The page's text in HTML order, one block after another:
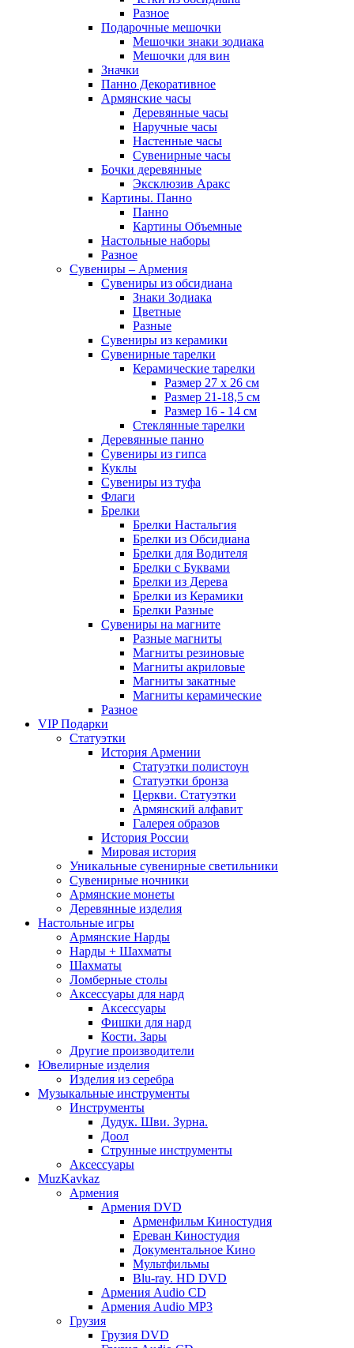
Разное
Подарочные мешочки
Мешочки знаки зодиака
Мешочки для вин
Значки
Панно Декоративное
Армянские часы
Деревянные часы
Наручные часы
Настенные часы
Сувенирные часы
Бочки деревянные
Эксклюзив Аракс
Картины. Панно
Панно
Картины Объемные
Настольные наборы
Разное
Сувениры – Армения
Сувениры из обсидиана
Знаки Зодиака
Цветные
Разные
Сувениры из керамики
Сувенирные тарелки
Керамические тарелки
Размер 27 х 26 см
Размер 21-18,5 см
Размер 16 - 14 см
Стеклянные тарелки
Деревянные панно
Сувениры из гипса
Куклы
Сувениры из туфа
Флаги
Брелки
Брелки Настальгия
Брелки из Обсидиана
Брелки для Водителя
Брелки с Буквами
Брелки из Дерева
Брелки из Керамики
Брелки Разные
Сувениры на магните
Разные магниты
Магниты резиновые
Магниты акриловые
Магниты закатные
Магниты керамические
Разное
VIP Подарки
Статуэтки
История Армении
Статуэтки полистоун
Статуэтки бронза
Церкви. Статуэтки
Армянский алфавит
Галерея образов
История России
Мировая история
Уникальные сувенирные светильники
Сувенирные ночники
Армянские монеты
Деревянные изделия
Настольные игры
Армянские Нарды
Нарды + Шахматы
Шахматы
Ломберные столы
Аксессуары для нард
Аксессуары
Фишки для нард
Кости. Зары
Другие производители
Ювелирные изделия
Изделия из серебра
Музыкальные инструменты
Инструменты
Дудук. Шви. Зурна.
Доол
Струнные инструменты
Аксессуары
MuzKavkaz
Армения
Армения DVD
Арменфильм Киностудия
Ереван Киностудия
Документальное Кино
Мультфильмы
Blu-ray. HD DVD
Армения Audio CD
Армения Audio MP3
Грузия
Грузия DVD